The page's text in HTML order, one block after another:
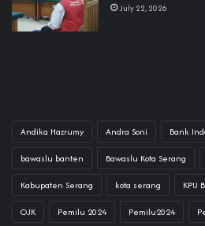
July 22, 2026
Andika Hazrumy Andra Soni Bank
bawaslu banten Bawaslu Kota Serang
Kabupaten Serang kota serang KPU
OJK Pemilu 2024 Pemilu2024